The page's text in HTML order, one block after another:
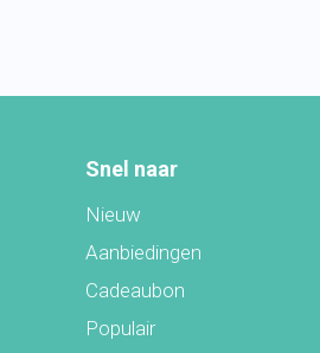
Snel naar
Nieuw
Aanbiedingen
Cadeaubon
Populair